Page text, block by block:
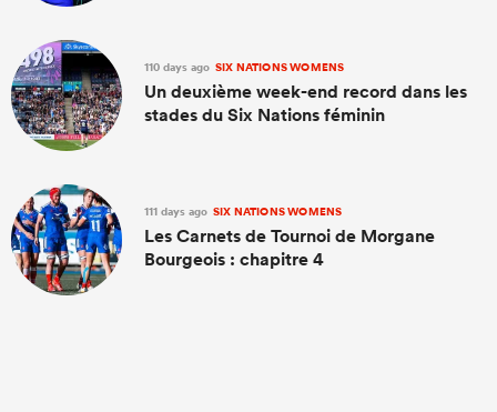
110 days ago SIX NATIONS WOMENS
Un deuxième week-end record dans les
stades du Six Nations féminin
111 days ago SIX NATIONS WOMENS
Les Carnets de Tournoi de Morgane
Bourgeois : chapitre 4